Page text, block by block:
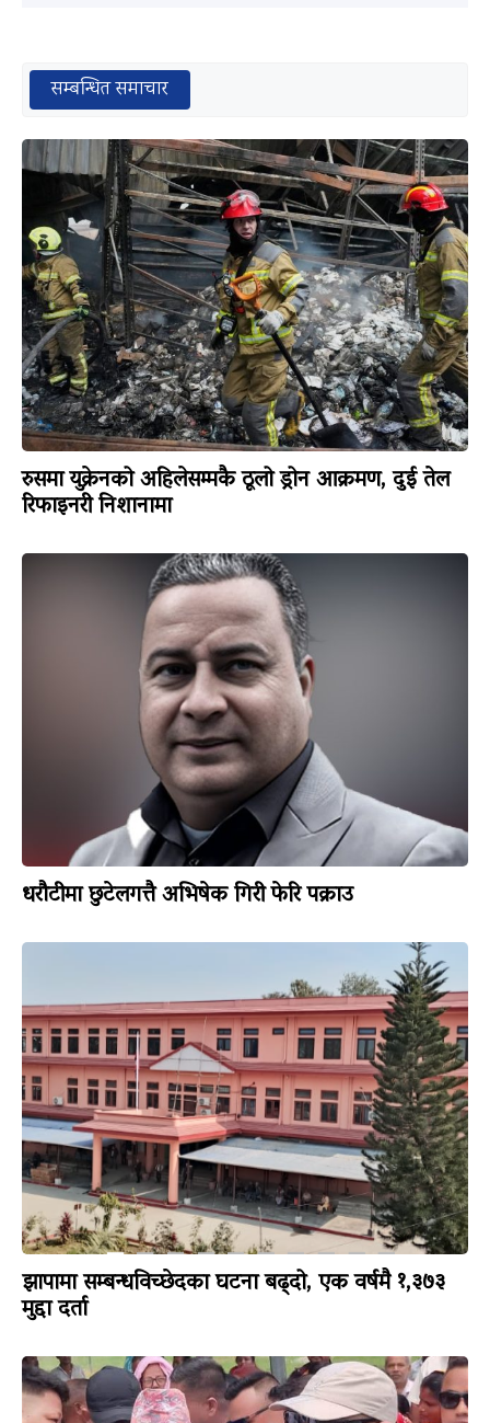
सम्बन्धित समाचार
रुसमा युक्रेनको अहिलेसम्मकै ठूलो ड्रोन आक्रमण, दुई तेल
रिफाइनरी निशानामा
धरौटीमा छुटेलगत्तै अभिषेक गिरी फेरि पक्राउ
झापामा सम्बन्धविच्छेदका घटना बढ्दो, एक वर्षमै १,३७३
मुद्दा दर्ता